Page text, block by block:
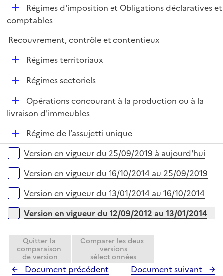
r
e
r
l
e
D
é
l
Régimes d'imposition et Obligations déclaratives et
comptables
Recouvrement, contrôle et contentieux
D
e
Régimes territoriaux
D
l
r
Régimes sectoriels
D
é
e
r
Opérations concourant à la production ou à la
livraison d'immeubles
D
é
p
e
Régime de l’assujetti unique
Versions sur la période
Version en vigueur du 25/09/2019 à aujourd'hui
Version en vigueur du 16/10/2014 au 25/09/2019
Version en vigueur du 13/01/2014 au 16/10/2014
Version en vigueur du 12/09/2012 au 13/01/2014
Quitter la
comparaison
de version
Comparer les deux
versions
sélectionnées
Document précédent Document suivant